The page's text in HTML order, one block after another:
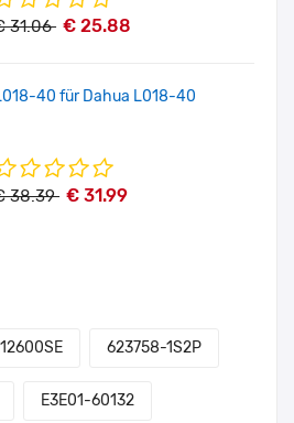
31.06 € 25.88
40 für Dahua L018-40
38.39 € 31.99
623758-1S2P
E3E01-60132